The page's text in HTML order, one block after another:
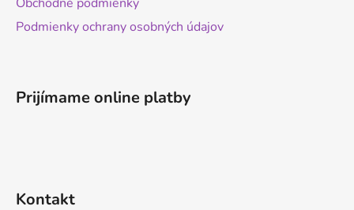
Podmienky ochrany osobných údajov
Prijímame online platby
Kontakt